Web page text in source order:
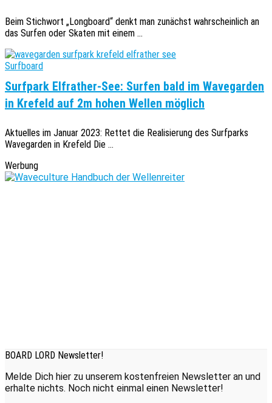
Beim Stichwort „Longboard“ denkt man zunächst wahrscheinlich an
das Surfen oder Skaten mit einem ...
Surfboard
Surfpark Elfrather-See: Surfen bald im Wavegarden
in Krefeld auf 2m hohen Wellen möglich
Aktuelles im Januar 2023: Rettet die Realisierung des Surfparks
Wavegarden in Krefeld Die ...
Werbung
BOARD LORD Newsletter!
Melde Dich hier zu unserem kostenfreien Newsletter an und
erhalte nichts. Noch nicht einmal einen Newsletter!